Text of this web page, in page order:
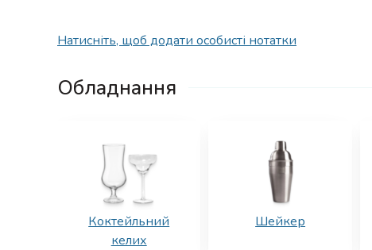
Натисніть, щоб додати особисті нотатки
Обладнання
Коктейльний
келих
Шейкер